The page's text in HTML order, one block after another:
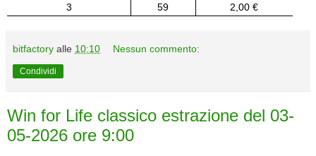
3
59 2,00 €
bitfactory alle 10:10 Nessun commento:
Condividi
Win for Life classico estrazione del 03-
05-2026 ore 9:00